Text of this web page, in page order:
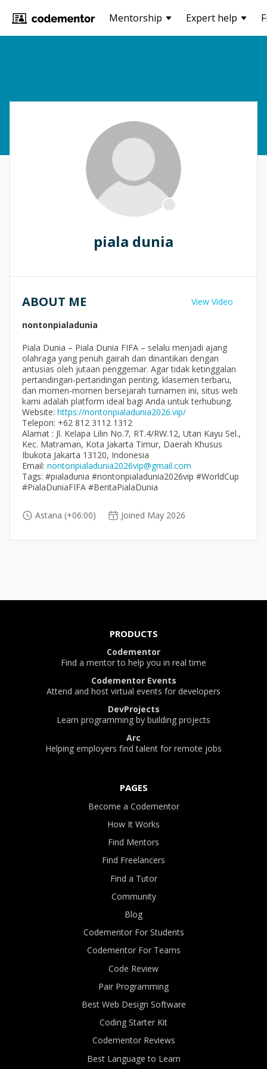
Mentorship Expert help
piala dunia
View Video
ABOUT ME
nontonpialadunia
Piala Dunia – Piala Dunia FIFA – selalu menjadi ajang
olahraga yang penuh gairah dan dinantikan dengan
antusias oleh jutaan penggemar. Agar tidak ketinggalan
pertandingan-pertandingan penting, klasemen terbaru,
dan momen-momen bersejarah turnamen ini, situs web
kami adalah platform ideal bagi Anda untuk terhubung.
Website: https://nontonpialadunia2026.vip/
Telepon: +62 812 3112 1312
Alamat : Jl. Kelapa Lilin No.7, RT.4/RW.12, Utan Kayu Sel.,
Kec. Matraman, Kota Jakarta Timur, Daerah Khusus
Ibukota Jakarta 13120, Indonesia
Email: nontonpialadunia2026vip@gmail.com
Tags: #pialadunia #nontonpialadunia2026vip #WorldCup
#PialaDuniaFIFA #BeritaPialaDunia
Astana (+06:00) Joined May 2026
PRODUCTS
Codementor
Find a mentor to help you in real time
Codementor Events
Attend and host virtual events for developers
DevProjects
Learn programming by building projects
Arc
Helping employers find talent for remote jobs
PAGES
Become a Codementor
How It Works
Find Mentors
Find Freelancers
Find a Tutor
Community
Blog
Codementor For Students
Codementor For Teams
Code Review
Pair Programming
Best Web Design Software
Coding Starter Kit
Codementor Reviews
Best Language to Learn